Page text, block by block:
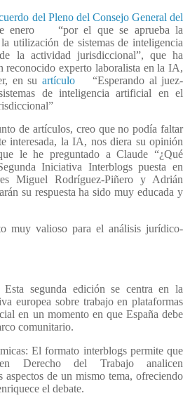
del Pleno del Consejo General del
enero “por el que se aprueba la
utilización de sistemas de inteligencia
la actividad jurisdiccional”, que ha
reconocido experto laboralista en la IA,
en su artículo
“Esperando al juez-
de inteligencia artificial en el
de artículos, creo que no podía faltar
interesada, la IA, nos diera su opinión
le he preguntado a Claude “¿Qué
Iniciativa Interblogs puesta en
Miguel Rodríguez-Piñero y Adrián
su respuesta ha sido muy educada y
muy valioso para el análisis jurídico-
segunda edición se centra en la
europea sobre trabajo en plataformas
en un momento en que España debe
comunitario.
El formato interblogs permite que
en Derecho del Trabajo analicen
aspectos de un mismo tema, ofreciendo
el debate.